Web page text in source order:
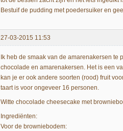
Bestuif de pudding met poedersuiker en
27-03-2015 11:53
Ik heb de smaak van de amarenakersen te
chocolade en amarenakersen. Het is een
kan je er ook andere soorten (rood) fruit
taart is voor ongeveer 16 personen.
Witte chocolade cheesecake met
Ingrediënten:
Voor de browniebodem: